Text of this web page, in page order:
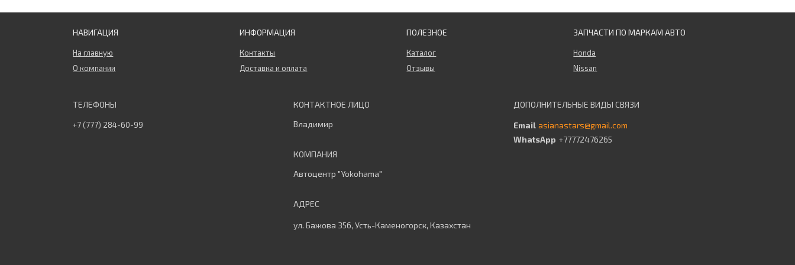
НАВИГАЦИЯ
На главную
О компании
ИНФОРМАЦИЯ
Контакты
Доставка и оплата
ПОЛЕЗНОЕ
Каталог
Отзывы
ЗАПЧАСТИ ПО МАРКАМ АВТО
Honda
Nissan
+7 (777) 284-60-99 Владимир
Автоцентр "Yokohama"
ул. Бажова 356, Усть-Каменогорск, Казахстан
asianastars@gmail.com
+77772476265